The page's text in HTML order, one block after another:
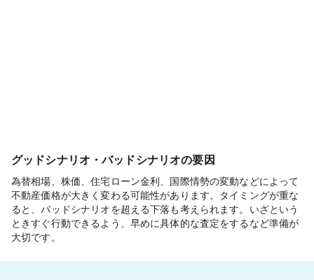
グッドシナリオ・バッドシナリオの要因
為替相場、株価、住宅ローン金利、国際情勢の変動などによって
不動産価格が大きく変わる可能性があります。タイミングが重な
ると、バッドシナリオを超える下落も考えられます。いざという
ときすぐ行動できるよう、早めに具体的な査定をするなど準備が
大切です。